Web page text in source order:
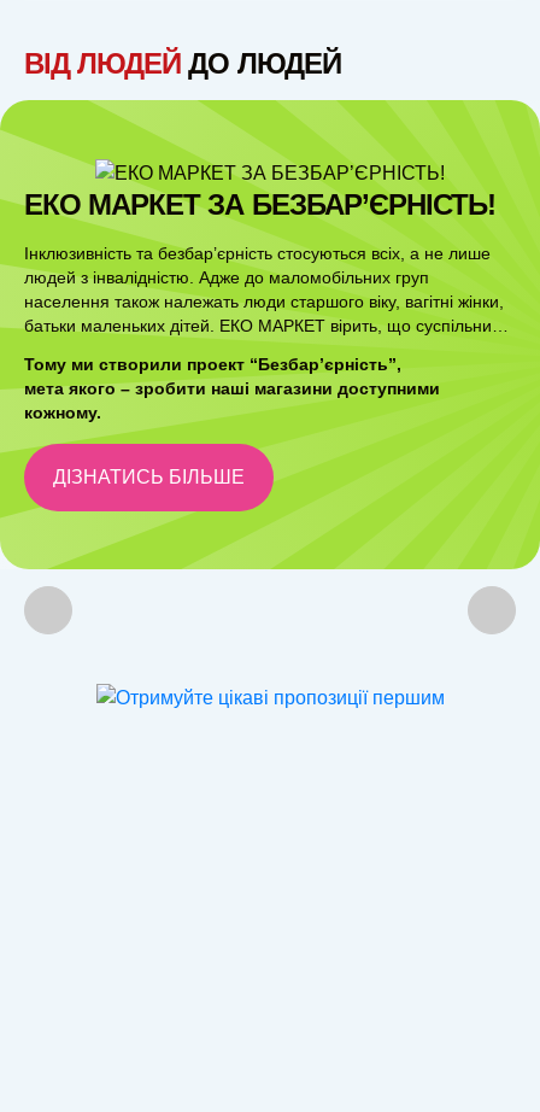
ВІД ЛЮДЕЙ ДО ЛЮДЕЙ
ЕКО МАРКЕТ ЗА БЕЗБАР’ЄРНІСТЬ!
Інклюзивність та безбар’єрність стосуються всіх, а не лише
людей з інвалідністю. Адже до маломобільних груп
населення також належать люди старшого віку, вагітні жінки,
батьки маленьких дітей. ЕКО МАРКЕТ вірить, що суспільний
Тому ми створили проект “Безбар’єрність”,
мета якого – зробити наші магазини доступними
кожному.
ДІЗНАТИСЬ БІЛЬШЕ